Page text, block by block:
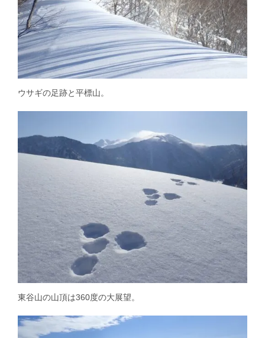
ウサギの足跡と平標山。
東谷山の山頂は360度の大展望。